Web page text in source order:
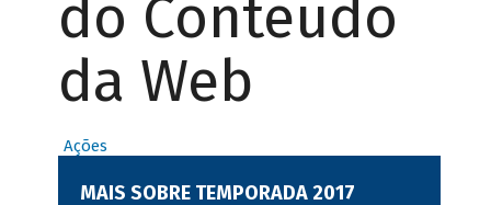
do Conteúdo
da Web
Ações
MAIS SOBRE TEMPORADA 2017